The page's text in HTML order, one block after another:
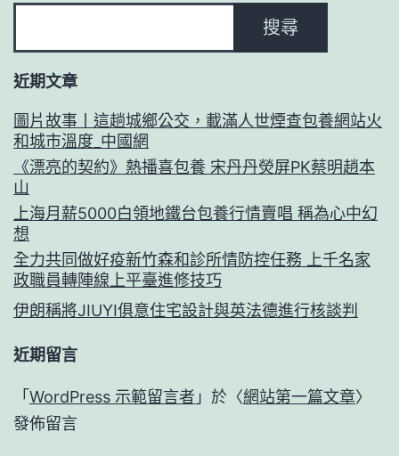
搜尋
近期文章
圖片故事丨這趟城鄉公交，載滿人世煙查包養網站火
和城市溫度_中國網
《漂亮的契約》熱播喜包養 宋丹丹熒屏PK蔡明趙本
山
上海月薪5000白領地鐵台包養行情賣唱 稱為心中幻
想
全力共同做好疫新竹森和診所情防控任務 上千名家
政職員轉陣線上平臺進修技巧
伊朗稱將JIUYI俱意住宅設計與英法德進行核談判
近期留言
「 WordPress 示範留言者 」於〈網站第一篇文章〉
發佈留言